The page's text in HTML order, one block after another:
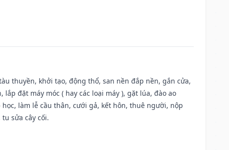
thuyền, khởi tạo, động thổ, san nền đắp nền, gắn cửa,
đặt máy móc ( hay các loại máy ), gặt lúa, đào ao
làm lễ cầu thân, cưới gả, kết hôn, thuê người, nộp
sửa cây cối.